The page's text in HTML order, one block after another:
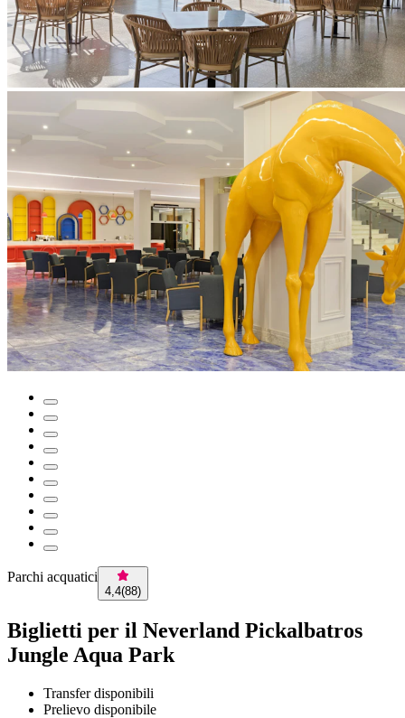
Parchi acquatici
4,4(88)
Biglietti per il Neverland Pickalbatros
Jungle Aqua Park
Transfer disponibili
Prelievo disponibile